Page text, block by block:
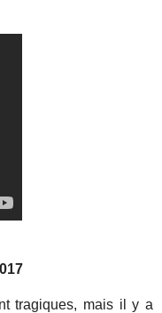
tragiques, mais il y a